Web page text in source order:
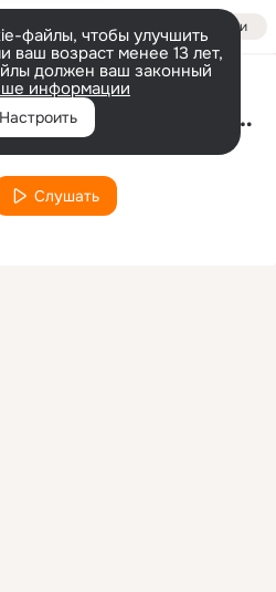
Войти
файлы, чтобы улучшить
ваш возраст менее 13 лет,
должен ваш законный
информации
Настроить Его любовь как ураган
Слушать